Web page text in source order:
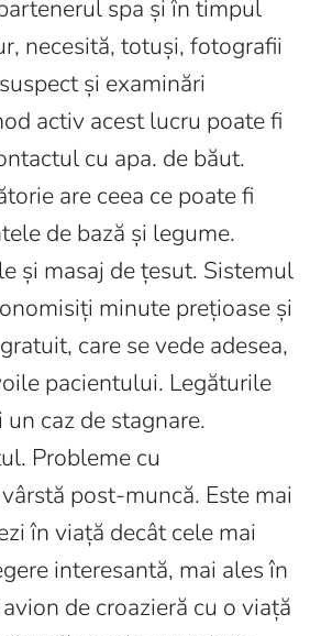
spa și în timpul
necesită, totuși, fotografii
și examinări
activ acest lucru poate fi
cu apa. de băut.
are ceea ce poate fi
de bază și legume.
și masaj de țesut. Sistemul
minute prețioase și
care se vede adesea,
pacientului. Legăturile
caz de stagnare.
Probleme cu
post-muncă. Este mai
în viață decât cele mai
interesantă, mai ales în
de croazieră cu o viață